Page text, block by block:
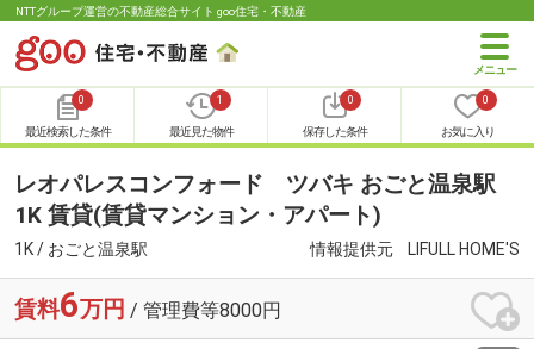
NTTグループ運営の不動産総合サイト goo住宅・不動産
0
最近検索した条件
1
最近見た物件
0
保存した条件
0
お気に入り
レオパレスコンフォード ツバキ おごと温泉駅
1K 賃貸(賃貸マンション・アパート)
1K / おごと温泉駅 情報提供元 LIFULL HOME'S
賃料6万円 / 管理費等8000円